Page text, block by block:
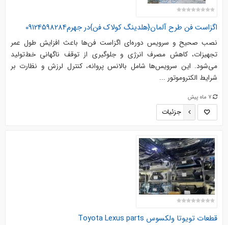
اگزاست فن طرح آلمان{هلدینگ کولاک فن}در جهرم09124598284
نصب صحیح و سرویس دوره‌ای اگزاست فن‌ها باعث افزایش طول عمر
تجهیزات، کاهش مصرف انرژی و جلوگیری از توقف ناگهانی خط‌تولید
می‌شود. این سرویس‌ها شامل بالانس پروانه، کنترل لرزش و نظارت بر
شرایط الکتروموتور ...
7 ماه پیش
جزئیات
قطعات تویوتا ولکسوس Toyota Lexus parts